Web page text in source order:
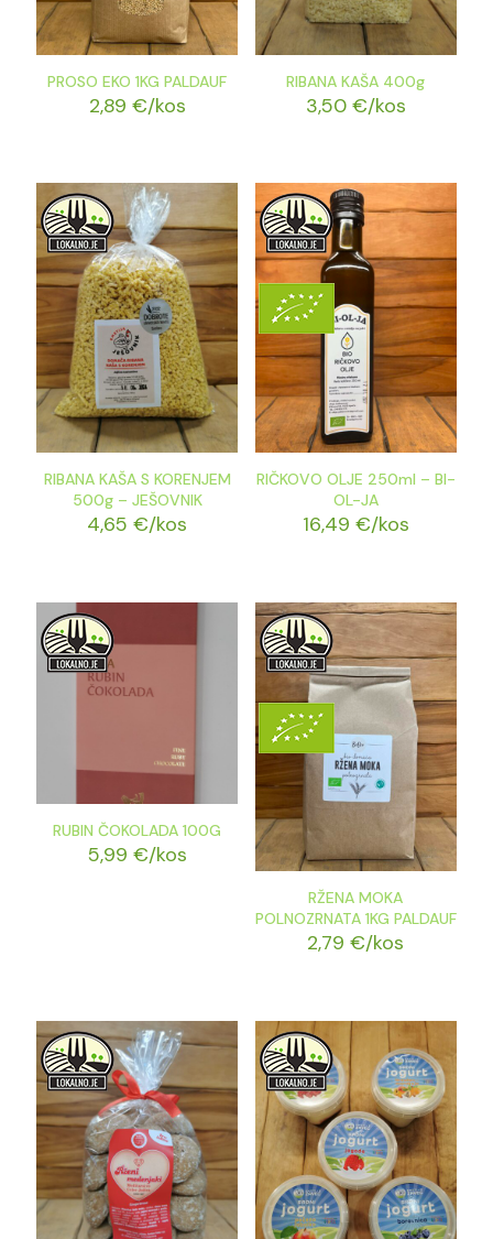
PROSO EKO 1KG PALDAUF
2,89 €/kos
RIBANA KAŠA 400g
3,50 €/kos
RIBANA KAŠA S KORENJEM
500g – JEŠOVNIK
4,65€/kos
RIČKOVO OLJE 250ml – BI-
OL-JA
16,49 €/kos
RUBIN ČOKOLADA 100G
5,99 €/kos
RŽENA MOKA
POLNOZRNATA 1KG PALDAUF
2,79€/kos